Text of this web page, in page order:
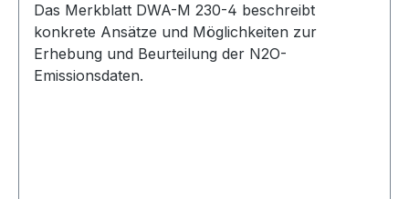
Das Merkblatt DWA-M 230-4 beschreibt
konkrete Ansätze und Möglichkeiten zur
Erhebung und Beurteilung der N2O-
Emissionsdaten.